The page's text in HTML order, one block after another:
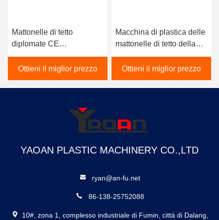
Mattonelle di tetto
diplomate CE
dell'ANIMALE
DOMESTICO che fanno
macchina, macchina di
fabbricazione delle
Ottieni il miglior prezzo
Macchina di plastica delle
mattonelle di tetto della
radura del PVC per il
motore trasparente di
Siemens delle mattonelle
di tetto
Ottieni il miglior prezzo
YAOAN PLASTIC MACHINERY CO.,LTD
ryan@an-fu.net
86-138-25752088
10#, zona 1, complesso industriale di Fumin, città di Dalang,